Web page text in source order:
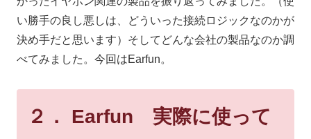
い勝手の良し悪しは、どういった接続ロジックなのかが
決め手だと思います）そしてどんな会社の製品なのか調
べてみました。今回はEarfun。
２． Earfun 実際に使って